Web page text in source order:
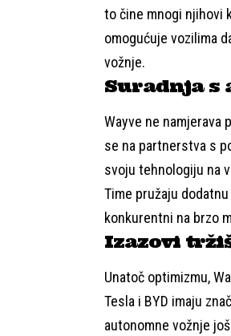
to čine mnogi njihovi
omogućuje vozilima
vožnje.
Suradnja s
Wayve ne namjerava
se na partnerstva s
svoju tehnologiju na
Time pružaju
konkurentni na brzo
Izazovi
Unatoč optimizmu,
Tesla i BYD imaju
autonomne vožnje